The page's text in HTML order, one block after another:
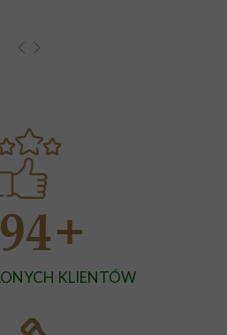
KLIENTÓW
+